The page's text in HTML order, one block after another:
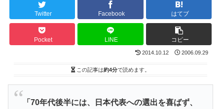
Twitter Facebook はてブ
Pocket LINE コピー
2014.10.12 2006.09.29
この記事は約4分で読めます。
「70年代後半には、日本代表への選出を喜ばず、